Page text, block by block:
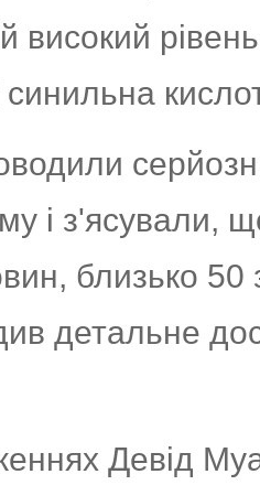
високий
синильна
і з'ясували,
близько
детальне
Девід